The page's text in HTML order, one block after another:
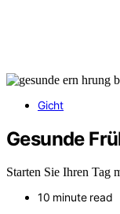
Gicht
Gesunde
Starten Sie Ihren Tag
10 minute read